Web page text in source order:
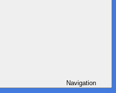
Navigation